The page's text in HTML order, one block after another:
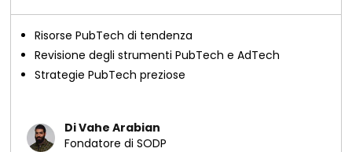
Risorse PubTech di tendenza
Revisione degli strumenti PubTech e AdTech
Strategie PubTech preziose
Di Vahe Arabian
Fondatore di SODP